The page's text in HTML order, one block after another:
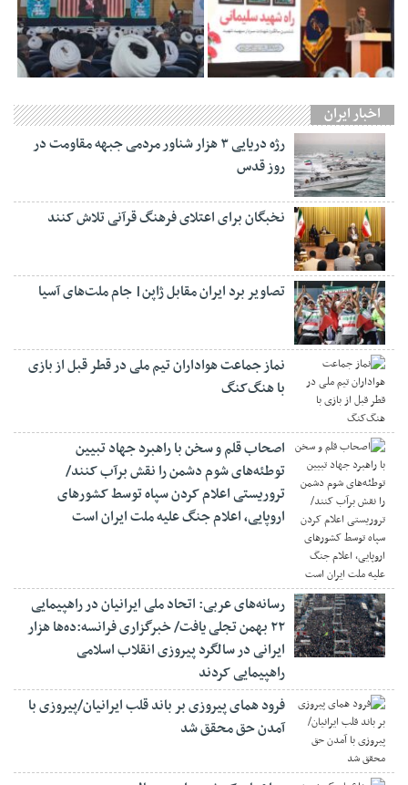
اخبار ایران
رژه دریایی ۳ هزار شناور مردمی جبهه مقاومت در
روز قدس
نخبگان برای اعتلای فرهنگ قرآنی تلاش کنند
تصاویر برد ایران مقابل ژاپن| جام ملت‌های آسیا
نماز جماعت هواداران تیم ملی در قطر قبل از بازی
با هنگ‌کنگ
اصحاب قلم و سخن با راهبرد جهاد تبیین
توطئه‌های شوم دشمن را نقش برآب کنند/
تروریستی اعلام کردن سپاه توسط کشورهای
اروپایی، اعلام جنگ علیه ملت ایران است
رسانه‌های عربی: اتحاد ملی ایرانیان در راهپیمایی
۲۲ بهمن تجلی یافت/ خبرگزاری فرانسه:ده‌ها هزار
ایرانی در سالگرد پیروزی انقلاب اسلامی
راهپیمایی کردند
فرود همای پیروزی بر باند قلب ایرانیان/پیروزی با
آمدن حق محقق شد